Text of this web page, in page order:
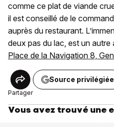
comme ce plat de viande
il est conseillé de le
auprès du restaurant.
deux pas du lac, est un autre
Place de la Navigation 8,
Partager
Source privilégiée
Vous avez trouvé une